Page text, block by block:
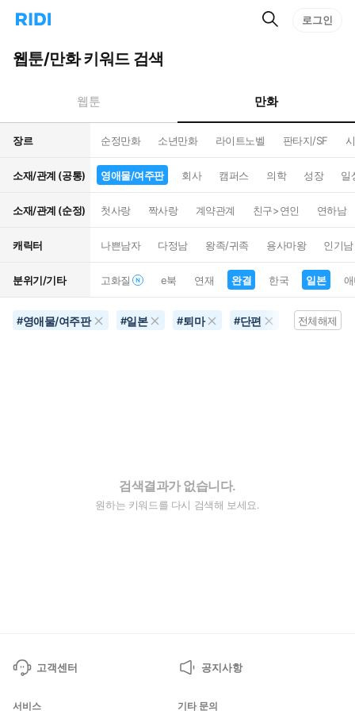
리
홈
으
턴
트
검
로그인
웹툰/만화 키워드 검색
웹툰 만화
장르 순정만화 소년만화 라이트노벨 판타지/SF
소재/관계 (공통) 영애물/여주판 회사 캠퍼스 의학 성장 일
소재/관계 (순정) 첫사랑 짝사랑 계약관계 친구>연인 연하남
캐릭터 나쁜남자 다정남 왕족/귀족 용사마왕 인기남
분위기/기타 고화질 e북 연재 완결 한국 일본
#영애물/여주판 #일본 #퇴마 #단편 완결
전체해제
검색결과가 없습니다.
원하는 키워드를 다시 검색해 보세요.
고객센터 공지사항
서비스 기타 문의